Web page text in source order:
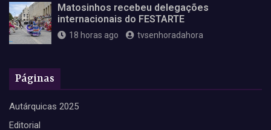
Matosinhos recebeu delegações
internacionais do FESTARTE
18 horas ago tvsenhoradahora
Páginas
Autárquicas 2025
Editorial